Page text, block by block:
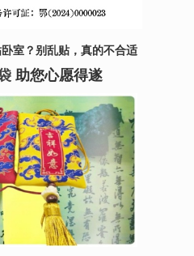
卧室？别乱贴，真的不合适
助您心愿得遂